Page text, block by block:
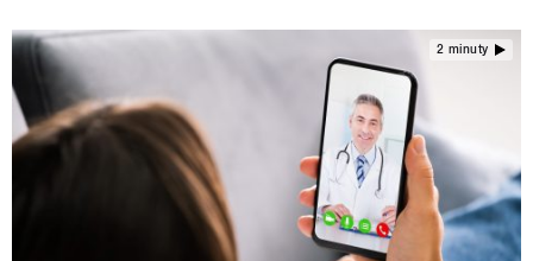
2 minuty